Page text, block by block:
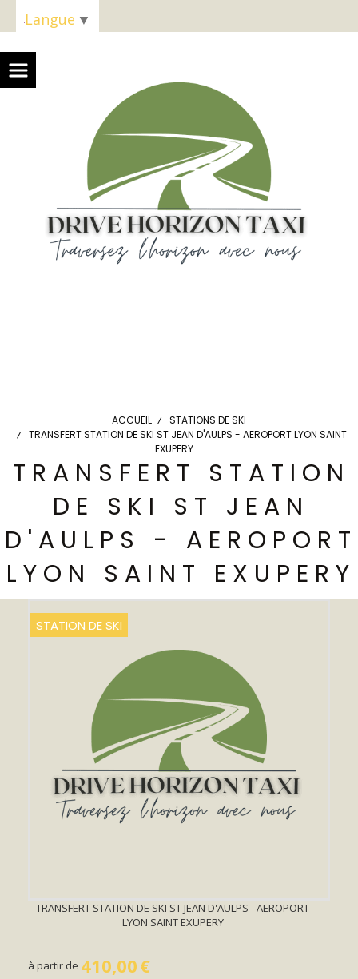
ACCUEIL
STATIONS DE SKI
TRANSFERT STATION DE SKI ST JEAN D'AULPS - AEROPORT LYON SAINT
EXUPERY
TRANSFERT STATION
DE SKI ST JEAN
D'AULPS - AEROPORT
LYON SAINT EXUPERY
STATION DE SKI
TRANSFERT STATION DE SKI ST JEAN D'AULPS - AEROPORT
LYON SAINT EXUPERY
à partir de 410,00€
Langue ▼